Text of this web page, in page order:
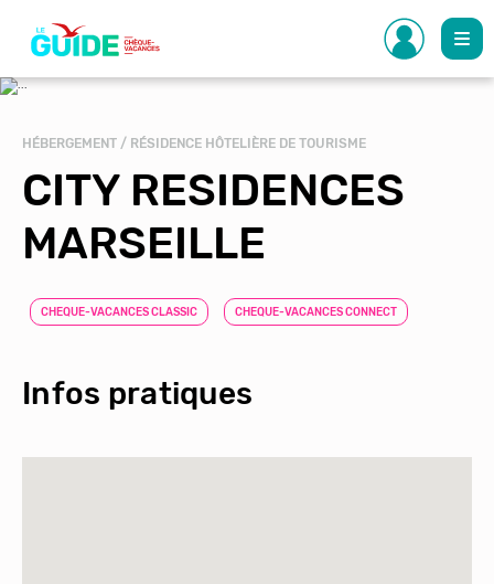
contenu
principal
HÉBERGEMENT / RÉSIDENCE HÔTELIÈRE DE TOURISME
CITY RESIDENCES
MARSEILLE
CHEQUE-VACANCES CLASSIC CHEQUE-VACANCES CONNECT
Infos pratiques